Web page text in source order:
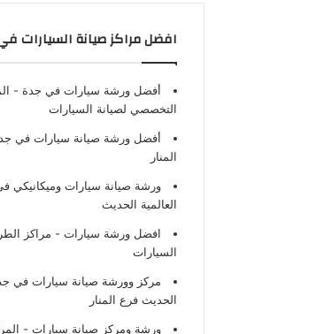
افضل مراكز صيانة السيارات
أفضل ورشة سيارات في جدة -
التخصصي لصيانة السيارات
أفضل ورشة صيانة سيارات في
المنار
ورشة صيانة سيارات وميكانيكي
العالمية الحديث
افضل ورشة سيارات - مراكز
السيارات
مركز وورشة صيانة سيارات في
الحديث فرع المنار
ورشة ومركز صيانة سيارات -